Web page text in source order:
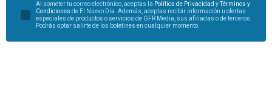
Al someter tu correo electrónico, aceptas la Política de Privacidad y
Términos y
Condiciones de El Nuevo Día. Además, aceptas recibir información u ofertas
especiales de productos o servicios de GFR Media, sus afiliadas o de terceros.
Podrás optar salirte de los boletines en cualquier momento.